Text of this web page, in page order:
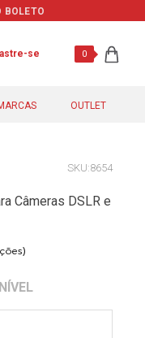
BOLETO
se 0
OUTLET
8654
Câmeras DSLR e
)